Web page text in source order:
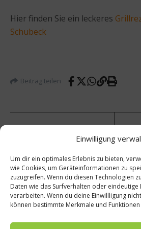
Einwilligung
Um dir ein optimales Erlebnis zu bieten,
wie Cookies, um Geräteinformationen zu
zuzugreifen. Wenn du diesen Technologien
Daten wie das Surfverhalten oder eindeutige
verarbeiten. Wenn du deine Einwillligung
können bestimmte Merkmale und
Hier finden Sie ein leckeres
Schubeck
Beitrag teilen
ion:
Die 12
wichti
gsten
essbar
Wildpf
will
aber
kein
Fleisc
h! Was
wenn